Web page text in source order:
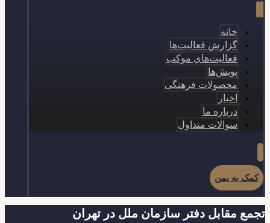
خانه
گزارش فعالیت‌ها
فعالیت‌های موکب
پویش‌ها
محصولات فرهنگی
اخبار
درباره ما
سوالات متداول
کمک به یمن
تجمع مقابل دفتر سازمان ملل در تهران